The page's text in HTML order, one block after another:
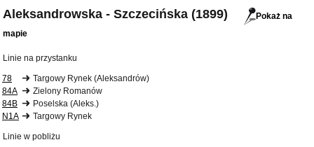
Aleksandrowska - Szczecińska (1899)
Pokaż na
mapie
Linie na przystanku
78
Targowy Rynek (Aleksandrów)
84A
Zielony Romanów
84B
Poselska (Aleks.)
N1A
Targowy Rynek
Linie w pobliżu